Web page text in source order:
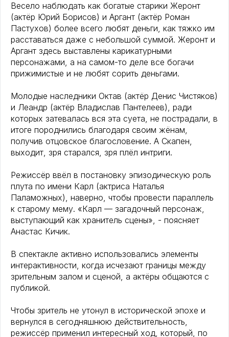
Весело наблюдать как богатые старики Жеронт
(актёр Юрий Борисов) и Аргант (актёр Роман
Пастухов) более всего любят деньги, как тяжко им
расставаться даже с небольшой суммой. Жеронт и
Аргант здесь выставлены карикатурными
персонажами, а на самом-то деле все богачи
прижимистые и не любят сорить деньгами.
Молодые наследники Октав (актёр Денис Чистяков)
и Леандр (актёр Владислав Пантелеев), ради
которых затевалась вся эта суета, не пострадали, в
итоге породнились благодаря своим жёнам,
получив отцовское благословение. А Скапен,
выходит, зря старался, зря плёл интриги.
Режиссёр ввёл в постановку эпизодическую роль
плута по имени Карл (актриса Наталья
Паламожных), наверно, чтобы провести параллель
к старому мему. «Карл — загадочный персонаж,
выступающий как хранитель сцены», - поясняет
Анастас Кичик.
В спектакле активно использовались элементы
интерактивности, когда исчезают границы между
зрительным залом и сценой, а актёры общаются с
публикой.
Чтобы зритель не утонул в исторической эпохе и
вернулся в сегодняшнюю действительность,
режиссёр применил интересный ход, который, по